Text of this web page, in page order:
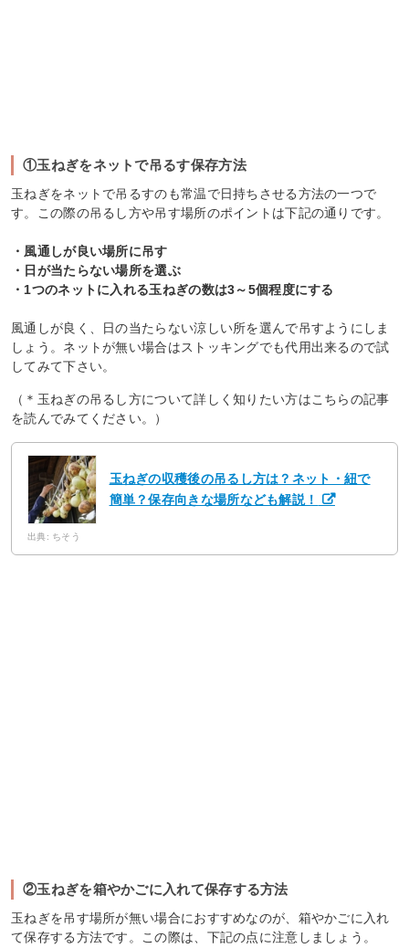
①玉ねぎをネットで吊るす保存方法
玉ねぎをネットで吊るすのも常温で日持ちさせる方法の一つで
す。この際の吊るし方や吊す場所のポイントは下記の通りです。
・風通しが良い場所に吊す
・日が当たらない場所を選ぶ
・1つのネットに入れる玉ねぎの数は3～5個程度にする
風通しが良く、日の当たらない涼しい所を選んで吊すようにしま
しょう。ネットが無い場合はストッキングでも代用出来るので試
してみて下さい。
（＊玉ねぎの吊るし方について詳しく知りたい方はこちらの記事
を読んでみてください。）
玉ねぎの収穫後の吊るし方は？ネット・紐で
簡単？保存向きな場所なども解説！
出典: ちそう
②玉ねぎを箱やかごに入れて保存する方法
玉ねぎを吊す場所が無い場合におすすめなのが、箱やかごに入れ
て保存する方法です。この際は、下記の点に注意しましょう。